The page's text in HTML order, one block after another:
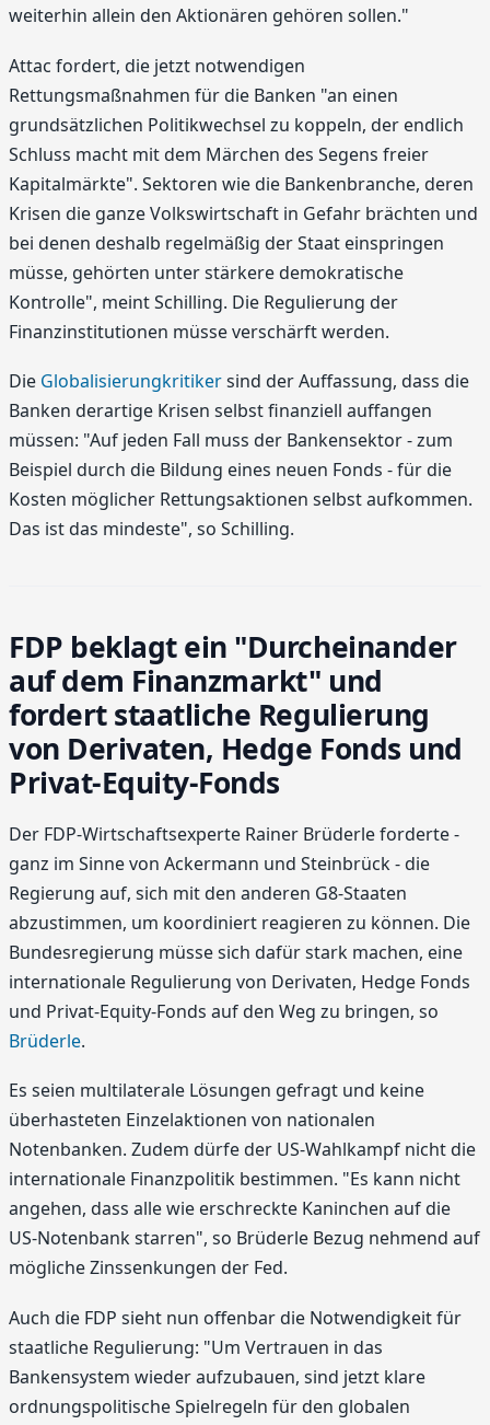
weiterhin allein den Aktionären gehören sollen."
Attac fordert, die jetzt notwendigen
Rettungsmaßnahmen für die Banken "an einen
grundsätzlichen Politikwechsel zu koppeln, der endlich
Schluss macht mit dem Märchen des Segens freier
Kapitalmärkte". Sektoren wie die Bankenbranche, deren
Krisen die ganze Volkswirtschaft in Gefahr brächten und
bei denen deshalb regelmäßig der Staat einspringen
müsse, gehörten unter stärkere demokratische
Kontrolle", meint Schilling. Die Regulierung der
Finanzinstitutionen müsse verschärft werden.
Die Globalisierungkritikersind der Auffassung, dass die
Banken derartige Krisen selbst finanziell auffangen
müssen: "Auf jeden Fall muss der Bankensektor - zum
Beispiel durch die Bildung eines neuen Fonds - für die
Kosten möglicher Rettungsaktionen selbst aufkommen.
Das ist das mindeste", so Schilling.
FDP beklagt ein "Durcheinander
auf dem Finanzmarkt" und
fordert staatliche Regulierung
von Derivaten, Hedge Fonds und
Privat-Equity-Fonds
Der FDP-Wirtschaftsexperte Rainer Brüderle forderte -
ganz im Sinne von Ackermann und Steinbrück - die
Regierung auf, sich mit den anderen G8-Staaten
abzustimmen, um koordiniert reagieren zu können. Die
Bundesregierung müsse sich dafür stark machen, eine
internationale Regulierung von Derivaten, Hedge Fonds
und Privat-Equity-Fonds auf den Weg zu bringen, so
Brüderle.
Es seien multilaterale Lösungen gefragt und keine
überhasteten Einzelaktionen von nationalen
Notenbanken. Zudem dürfe der US-Wahlkampf nicht die
internationale Finanzpolitik bestimmen. "Es kann nicht
angehen, dass alle wie erschreckte Kaninchen auf die
US-Notenbank starren", so Brüderle Bezug nehmend auf
mögliche Zinssenkungen der Fed.
Auch die FDP sieht nun offenbar die Notwendigkeit für
staatliche Regulierung: "Um Vertrauen in das
Bankensystem wieder aufzubauen, sind jetzt klare
ordnungspolitische Spielregeln für den globalen